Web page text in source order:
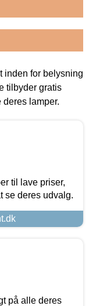
inden for belysning
tilbyder gratis
lamper.
til lave priser,
se deres udvalg.
på alle deres